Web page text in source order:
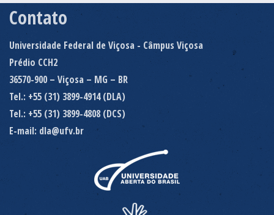
Contato
Universidade Federal de Viçosa - Câmpus Viçosa
Prédio CCH2
36570-900 – Viçosa – MG – BR
Tel.: +55 (31) 3899-4914 (DLA)
Tel.: +55 (31) 3899-4808 (DCS)
E-mail: dla@ufv.br